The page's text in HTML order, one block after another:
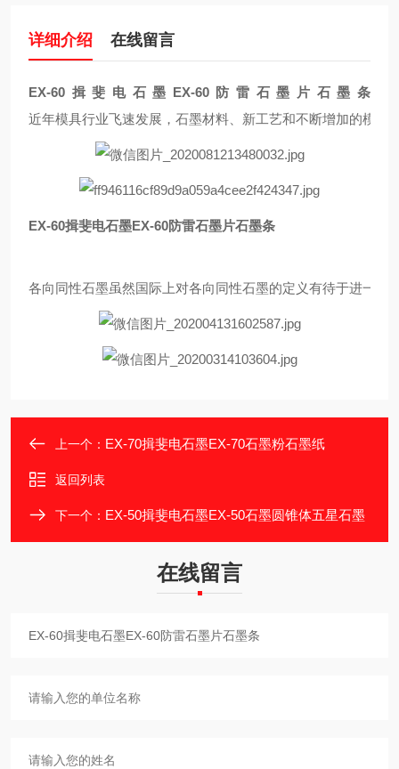
详细介绍 在线留言
EX-60揖斐电石墨EX-60防雷石墨片石墨条
近年模具行业飞速发展，石墨材料、新工艺和不断增加的模
EX-60揖斐电石墨EX-60防雷石墨片石墨条
各向同性石墨虽然国际上对各向同性石墨的定义有待于进一
上一个： EX-70揖斐电石墨EX-70石墨粉石墨纸
返回列表
下一个： EX-50揖斐电石墨EX-50石墨圆锥体五星石墨
在线留言